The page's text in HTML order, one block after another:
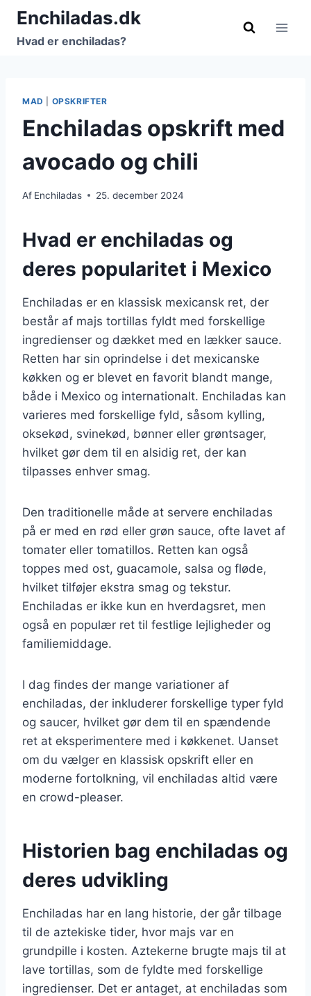
Fortsæt
indhold
Enchiladas.dk
Hvad er enchiladas?
MAD OPSKRIFTER
Enchiladas opskrift med
avocado og chili
Af Enchiladas 25. december 2024
Hvad er enchiladas og
deres popularitet i Mexico
Enchiladas er en klassisk mexicansk ret, der
består af majs tortillas fyldt med forskellige
ingredienser og dækket med en lækker sauce.
Retten har sin oprindelse i det mexicanske
køkken og er blevet en favorit blandt mange,
både i Mexico og internationalt. Enchiladas kan
varieres med forskellige fyld, såsom kylling,
oksekød, svinekød, bønner eller grøntsager,
hvilket gør dem til en alsidig ret, der kan
tilpasses enhver smag.
Den traditionelle måde at servere enchiladas
på er med en rød eller grøn sauce, ofte lavet af
tomater eller tomatillos. Retten kan også
toppes med ost, guacamole, salsa og fløde,
hvilket tilføjer ekstra smag og tekstur.
Enchiladas er ikke kun en hverdagsret, men
også en populær ret til festlige lejligheder og
familiemiddage.
I dag findes der mange variationer af
enchiladas, der inkluderer forskellige typer fyld
og saucer, hvilket gør dem til en spændende
ret at eksperimentere med i køkkenet. Uanset
om du vælger en klassisk opskrift eller en
moderne fortolkning, vil enchiladas altid være
en crowd-pleaser.
Historien bag enchiladas og
deres udvikling
Enchiladas har en lang historie, der går tilbage
til de aztekiske tider, hvor majs var en
grundpille i kosten. Aztekerne brugte majs til at
lave tortillas, som de fyldte med forskellige
ingredienser. Det er antaget, at enchiladas som